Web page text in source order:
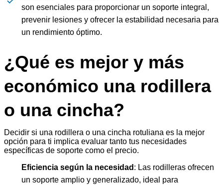
son esenciales para proporcionar un soporte integral,
prevenir lesiones y ofrecer la estabilidad necesaria para
un rendimiento óptimo.
¿Qué es mejor y más
económico una rodillera
o una cincha?
Decidir si una rodillera o una cincha rotuliana es la mejor
opción para ti implica evaluar tanto tus necesidades
específicas de soporte como el precio.
Eficiencia según la necesidad : Las rodilleras ofrecen
un soporte amplio y generalizado, ideal para